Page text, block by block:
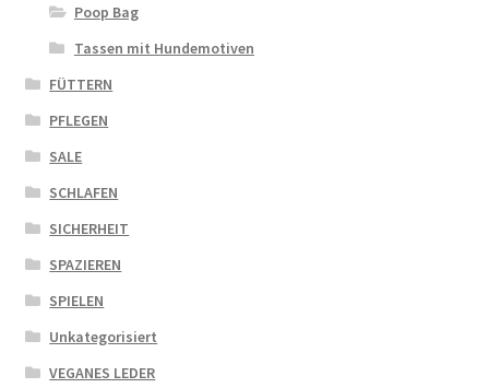
Poop Bag
Tassen mit Hundemotiven
FÜTTERN
PFLEGEN
SALE
SCHLAFEN
SICHERHEIT
SPAZIEREN
SPIELEN
Unkategorisiert
VEGANES LEDER